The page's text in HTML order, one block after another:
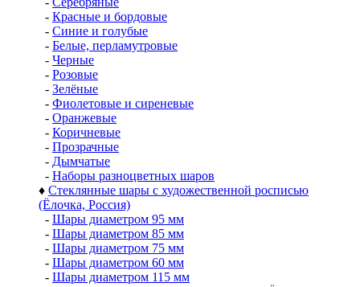
- Красные и бордовые
- Синие и голубые
- Белые, перламутровые
- Черные
- Розовые
- Зелёные
- Фиолетовые и сиреневые
- Оранжевые
- Коричневые
- Прозрачные
- Дымчатые
- Наборы разноцветных шаров
♦ Стеклянные шары с художественной росписью
(Ёлочка, Россия)
- Шары диаметром 95 мм
- Шары диаметром 85 мм
- Шары диаметром 75 мм
- Шары диаметром 60 мм
- Шары диаметром 115 мм